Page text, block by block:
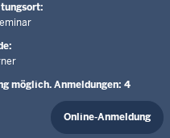
möglich. Anmeldungen: 4
Online-Anmeldung